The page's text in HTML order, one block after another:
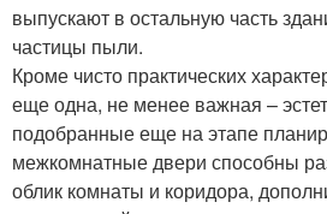
выпускают в остальную часть
частицы пыли.
Кроме чисто практических
еще одна, не менее важная –
подобранные еще на этапе
межкомнатные двери способны
облик комнаты и коридора,